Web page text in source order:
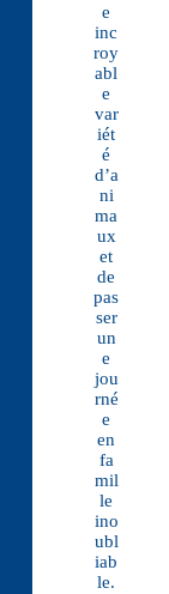
e
inc
roy
abl
e
var
iét
é
d’a
ni
ma
ux
et
de
pas
ser
un
e
jou
rné
e
en
fa
mil
le
ino
ubl
iab
le.